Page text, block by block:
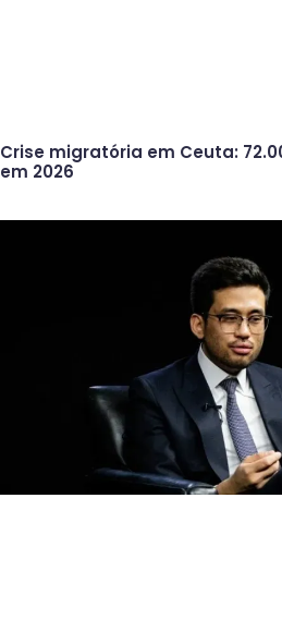
Crise migratória em Ceuta:
em 2026